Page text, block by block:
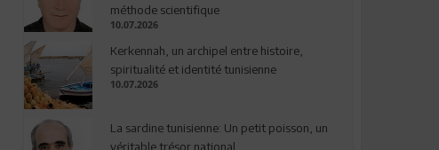
méthode scientifique
10.07.2026
Kerkennah, un archipel entre histoire,
spiritualité et identité tunisienne
10.07.2026
La sardine tunisienne: Un petit poisson, un
véritable trésor national